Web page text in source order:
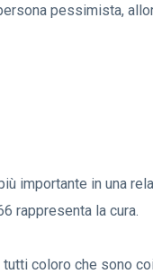
pessimista,
importante in una
rappresenta la cura.
coloro che sono